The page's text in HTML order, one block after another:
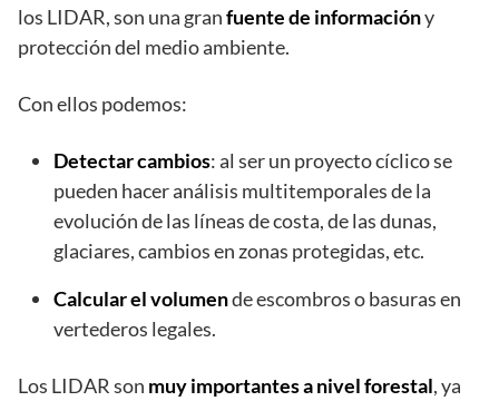
los LIDAR, son una granfuente de informacióny
protección del medio ambiente.
Con ellos podemos:
Detectar cambios: al ser un proyecto cíclico se
pueden hacer análisis multitemporales de la
evolución de las líneas de costa, de las dunas,
glaciares, cambios en zonas protegidas, etc.
Calcular el volumende escombros o basuras en
vertederos legales.
Los LIDAR son muy importantes a nivel forestal, ya